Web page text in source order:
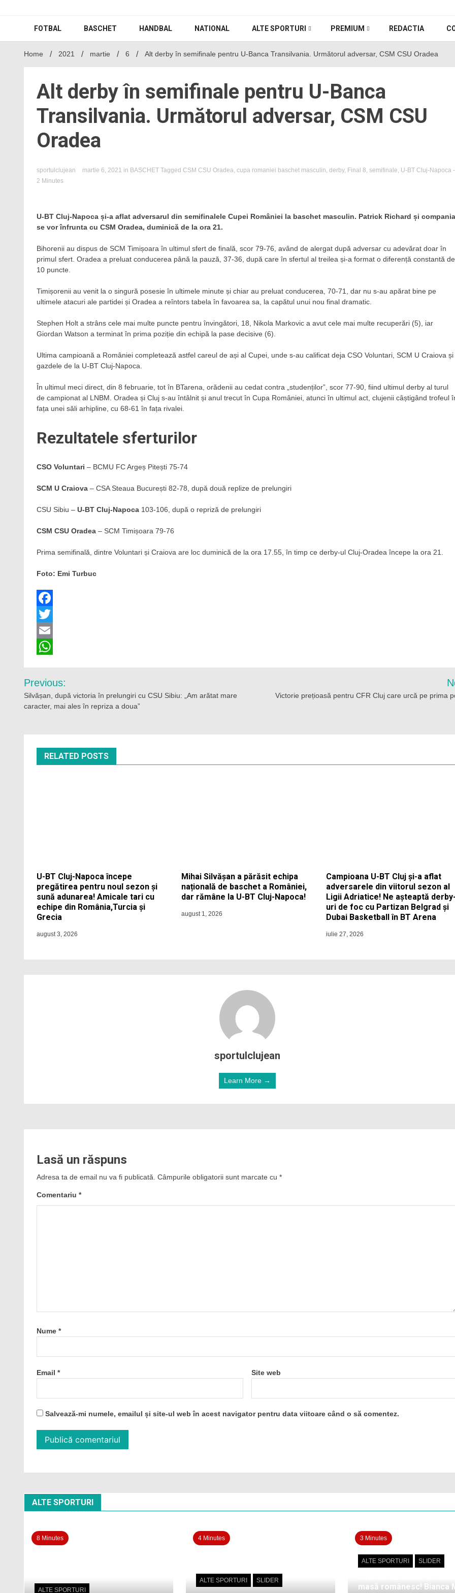
FOTBAL BASCHET HANDBAL NATIONAL ALTE SPORTURI PREMIUM REDACTIA
Home 2021 martie 6 Alt derby în semifinale pentru U-Banca Transilvania. Următorul adversar, CSM CSU Oradea
Alt derby în semifinale pentru U-Banca
Transilvania. Următorul adversar, CSM CSU
Oradea
sportulclujean martie 6, 2021 in BASCHET Tagged CSM CSU Oradea, cupa romaniei baschet masculin, derby, Final 8, semifinale, U-BT Cluj-Napoca -
2 Minutes
U-BT Cluj-Napoca și-a aflat adversarul din semifinalele Cupei României la baschet masculin. Patrick Richard și compania
se vor înfrunta cu CSM Oradea, duminică de la ora 21.
Bihorenii au dispus de SCM Timișoara în ultimul sfert de finală, scor 79-76, având de alergat după adversar cu adevărat doar în
primul sfert. Oradea a preluat conducerea până la pauză, 37-36, după care în sfertul al treilea și-a format o diferență constantă de
10 puncte.
Timișorenii au venit la o singură posesie în ultimele minute și chiar au preluat conducerea, 70-71, dar nu s-au apărat bine pe
ultimele atacuri ale partidei și Oradea a reîntors tabela în favoarea sa, la capătul unui nou final dramatic.
Stephen Holt a strâns cele mai multe puncte pentru învingători, 18, Nikola Markovic a avut cele mai multe recuperări (5), iar
Giordan Watson a terminat în prima poziție din echipă la pase decisive (6).
Ultima campioană a României completează astfel careul de ași al Cupei, unde s-au calificat deja CSO Voluntari, SCM U Craiova și
gazdele de la U-BT Cluj-Napoca.
În ultimul meci direct, din 8 februarie, tot în BTarena, orădenii au cedat contra „studenților”, scor 77-90, fiind ultimul derby al turul
de campionat al LNBM. Oradea și Cluj s-au întâlnit și anul trecut în Cupa României, atunci în ultimul act, clujenii câștigând trofeul
fața unei săli arhipline, cu 68-61 în fața rivalei.
Rezultatele sferturilor
CSO Voluntari – BCMU FC Argeș Pitești 75-74
SCM U Craiova – CSA Steaua București 82-78, după două replize de prelungiri
CSU Sibiu – U-BT Cluj-Napoca 103-106, după o repriză de prelungiri
CSM CSU Oradea – SCM Timișoara 79-76
Prima semifinală, dintre Voluntari și Craiova are loc duminică de la ora 17.55, în timp ce derby-ul Cluj-Oradea începe la ora 21.
Foto: Emi Turbuc
Facebook
Twitter
Email
Navigare
în
Previous:
Silvășan, după victoria în prelungiri cu CSU Sibiu: „Am arătat mare
caracter, mai ales în repriza a doua”
Victorie prețioasă pentru CFR Cluj care urcă pe prima
RELATED POSTS
U-BT Cluj-Napoca începe
pregătirea pentru noul sezon și
sună adunarea! Amicale tari cu
echipe din România,Turcia și
Grecia
august 3, 2026
Mihai Silvășan a părăsit echipa
națională de baschet a României,
dar rămâne la U-BT Cluj-Napoca!
august 1, 2026
Campioana U-BT Cluj și-a aflat
adversarele din viitorul sezon al
Ligii Adriatice! Ne așteaptă derby-
uri de foc cu Partizan Belgrad și
Dubai Basketball în BT Arena
iulie 27, 2026
sportulclujean
Learn More →
Lasă un răspuns
Adresa ta de email nu va fi publicată. Câmpurile obligatorii sunt marcate cu *
Comentariu *
Nume *
Email * Site web
Salvează-mi numele, emailul și site-ul web în acest navigator pentru data viitoare când o să comentez.
ALTE SPORTURI
8 Minutes
ALTE SPORTURI
4 Minutes
ALTE SPORTURI SLIDER
3 Minutes
ALTE SPORTURI SLIDER
masă românesc! Bianca